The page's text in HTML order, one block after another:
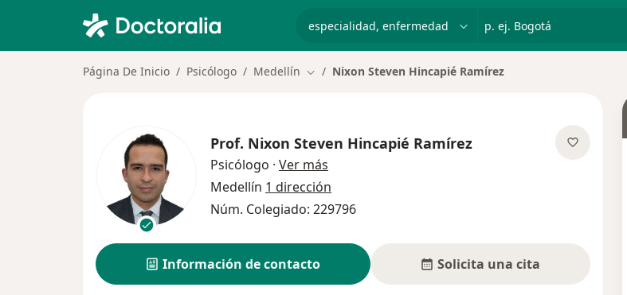
p. ej. Bogotá
Página De Inicio Psicólogo Medellín Cambiar de ciudad
Nixon Steven Hincapié Ramírez
Prof. Nixon Steven Hincapié Ramírez
Psicólogo · Ver más
Medellín 1 dirección
Núm. Colegiado: 229796
Información de contacto Solicita una cita